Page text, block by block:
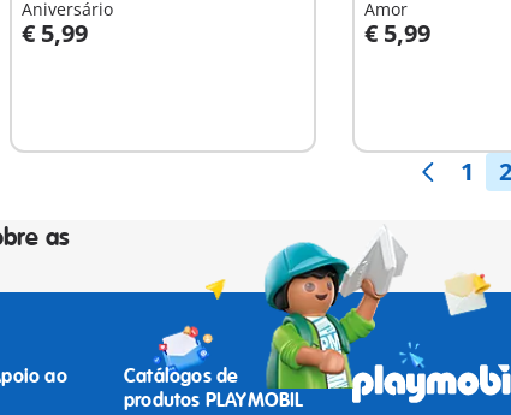
Aniversário
€ 5,99
Ao carrinho
Amor
€ 5,99
Ao carrinho
1 2
as
ao
Catálogos de
produtos PLAYMOBIL